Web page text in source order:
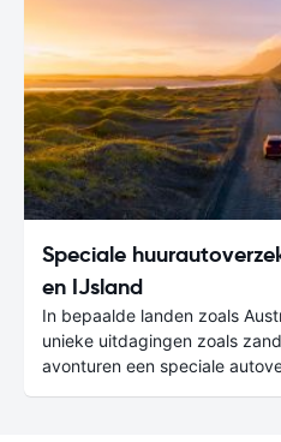
Speciale
en IJsland
In bepaalde landen zoals
unieke uitdagingen zoals
avonturen een speciale